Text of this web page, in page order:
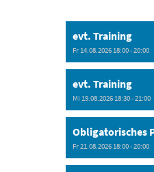
evt. Training
Fr 14.08.2026 18:00 - 20:00
evt. Training
Mi 19.08.2026 18:30 - 21:00
Fr 21.08.2026 18:00 - 20:00